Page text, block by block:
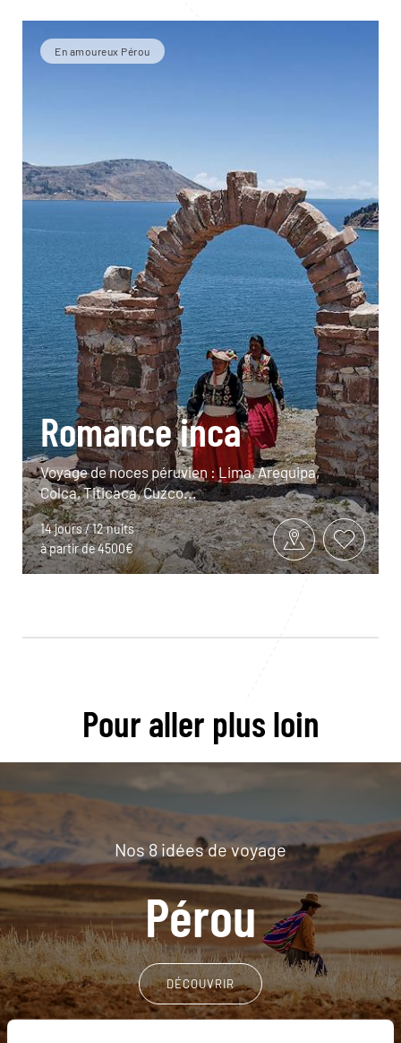
En amoureux Pérou
Romance inca
Voyage de noces péruvien : Lima, Arequipa,
Colca, Titicaca, Cuzco...
14 jours / 12 nuits
à partir de 4500€
Pour aller plus loin
Nos 8 idées de voyage
Pérou
DÉCOUVRIR